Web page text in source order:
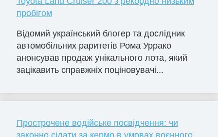
пробігом
Відомий український блогер та дослідник
автомобільних раритетів Рома Уррако
анонсував продаж унікального лота, який
зацікавить справжніх поціновувачі...
Прострочене водійське посвідчення: чи